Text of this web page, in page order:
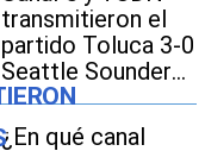
transmitieron el
partido Toluca 3-0
Seattle Sounders
por la Leagues
Cup 2026
¿En qué canal